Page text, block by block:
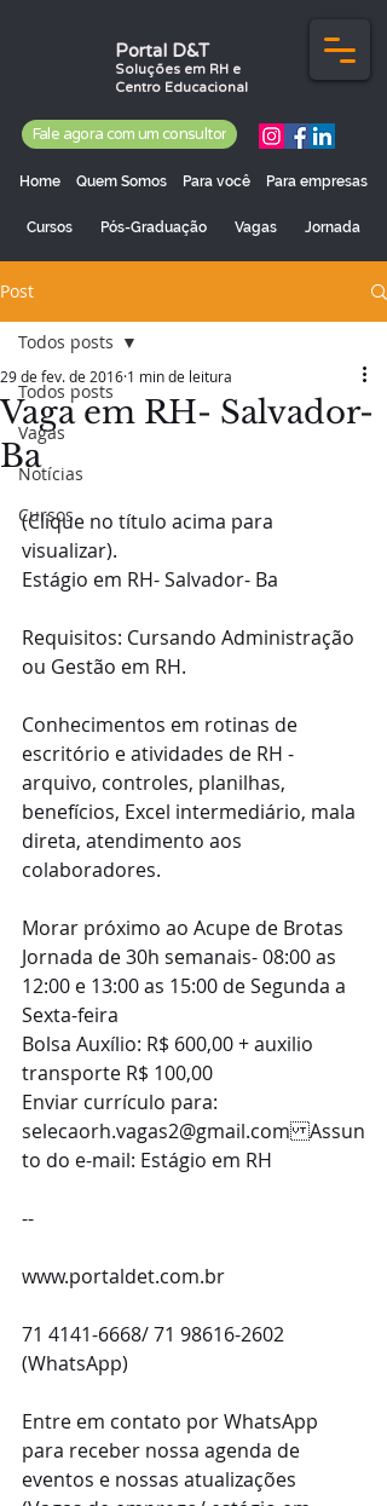
Portal D&T
Soluções em RH e
Centro Educacional
Fale agora com um consultor
Home Quem Somos Para você Para empresas
Cursos Pós-Graduação Vagas Jornada
Post
Todos posts
Vagas
Notícias
Cursos
Todos posts
Vaga em RH- Salvador-
Ba
29 de fev. de 2016 1 min de leitura
(Clique no título acima para
visualizar).
Estágio em RH- Salvador- Ba
Requisitos: Cursando Administração
ou Gestão em RH.
Conhecimentos em rotinas de
escritório e atividades de RH -
arquivo, controles, planilhas,
benefícios, Excel intermediário, mala
direta, atendimento aos
colaboradores.
Morar próximo ao Acupe de Brotas
Jornada de 30h semanais- 08:00 as
12:00 e 13:00 as 15:00 de Segunda a
Sexta-feira
Bolsa Auxílio: R$ 600,00 + auxilio
transporte R$ 100,00
Enviar currículo para:
selecaorh.vagas2@gmail.comAssun
to do e-mail: Estágio em RH
--
www.portaldet.com.br
71 4141-6668/ 71 98616-2602
(WhatsApp)
Entre em contato por WhatsApp
para receber nossa agenda de
eventos e nossas atualizações